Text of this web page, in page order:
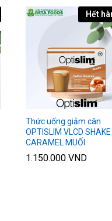
Hết
Thức uống giảm cân
OPTISLIM VLCD
CARAMEL MUỐI
1.150.000 VND
1.150.000 VND